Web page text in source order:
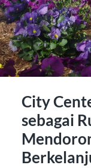
City
sebagai